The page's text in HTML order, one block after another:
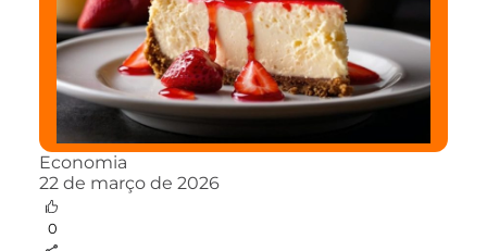
Economia
22 de março de 2026
0